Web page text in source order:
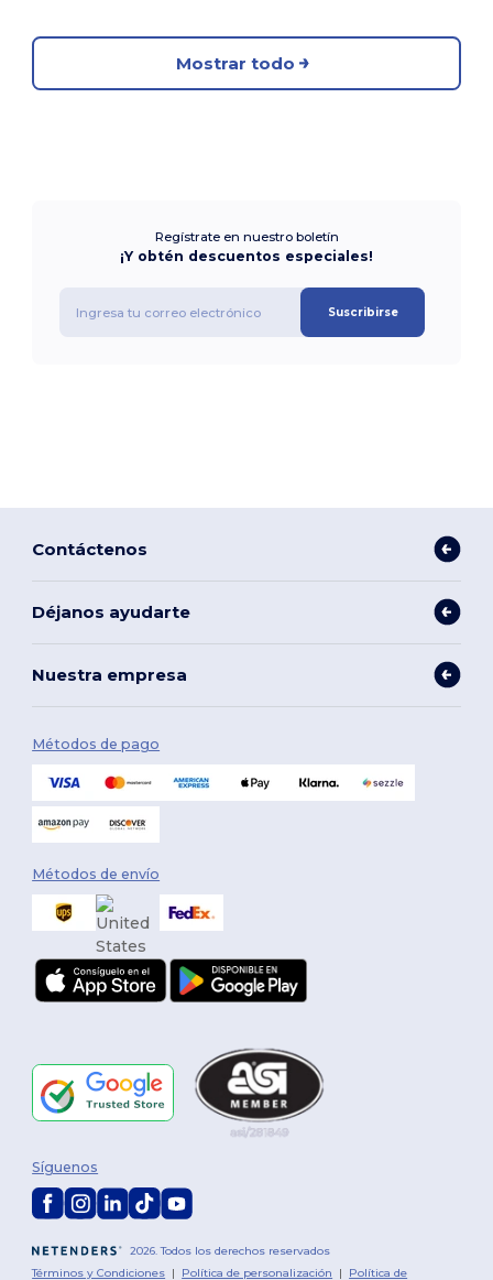
Mostrar todo
Regístrate en nuestro boletín
¡Y obtén descuentos especiales!
Suscribirse
Contáctenos
Déjanos ayudarte
Nuestra empresa
Métodos de pago
Métodos de envío
2026. Todos los derechos reservados
Términos y Condiciones | Política de personalización | Política de
Síguenos